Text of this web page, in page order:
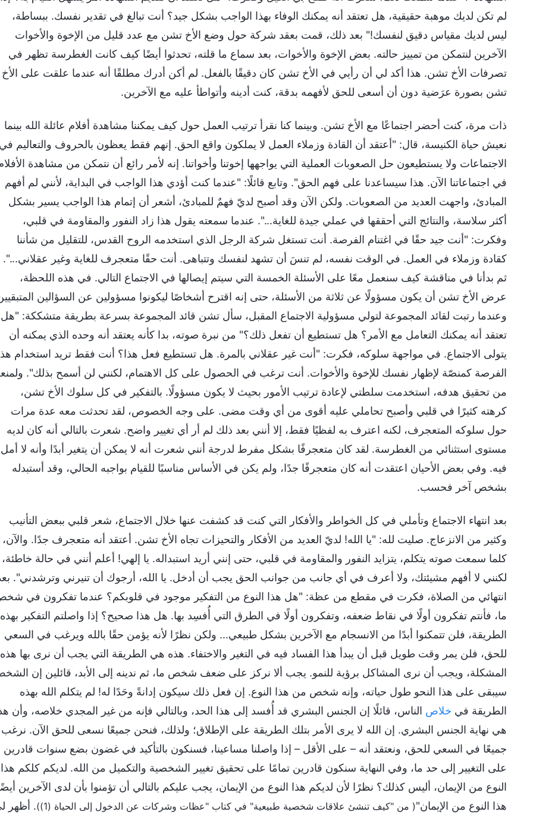
لم تكن لديك موهبة حقيقية، هل تعتقد أنه يمكنك الوفاء بهذا الواجب بشكل جيد؟ أنت تبالغ في تقدير نفسك. ببساطة،
ليس لديك مقياس دقيق لنفسك!" بعد ذلك، قمت بعقد شركة حول وضع الأخ تشن مع عدد قليل من الإخوة والأخوات
الآخرين لنتمكن من تمييز حالته. بعض الإخوة والأخوات، بعد سماع ما قلته، تحدثوا أيضًا كيف كانت الغطرسة تظهر في
تصرفات الأخ تشن. هذا أكد لي أن رأيي في الأخ تشن كان دقيقًا بالفعل. لم أكن أدرك مطلقًا أنه عندما علقت على الأخ
تشن بصورة عرَضية دون أن أسعى للحق لأفهمه بدقة، كنت أدينه وأتواطأ عليه مع الآخرين.
ذات مرة، كنت أحضر اجتماعًا مع الأخ تشن. وبينما كنا نقرأ ترتيب العمل حول كيف يمكننا مشاهدة أفلام عائلة الله بينما
نعيش حياة الكنيسة، قال: "أعتقد أن القادة وزملاء العمل لا يملكون واقع الحق. إنهم فقط يعظون بالحروف والتعاليم
الاجتماعات ولا يستطيعون حل الصعوبات العملية التي يواجهها إخوتنا وأخواتنا. إنه لأمر رائع أن نتمكن من مشاهدة
في اجتماعاتنا الآن. هذا سيساعدنا على فهم الحق". وتابع قائلًا: "عندما كنت أؤدي هذا الواجب في البداية، لأنني لم أفهم
المبادئ، واجهت العديد من الصعوبات. ولكن الآن وقد أصبح لديّ فهمٌ للمبادئ، أشعر أن إتمام هذا الواجب يسير بشكل
أكثر سلاسة، والنتائج التي أحققها في عملي جيدة للغاية...". عندما سمعته يقول هذا زاد النفور والمقاومة في قلبي،
وفكرت: "أنت جيد حقًا في اغتنام الفرصة. أنت تستغل شركة الرجل الذي استخدمه الروح القدس، للتقليل من شأننا
كقادة وزملاء في العمل. في الوقت نفسه، لم تنسَ أن تشهد لنفسك وتتباهى. أنت حقًا متعجرف للغاية وغير عقلاني...".
ثم بدأنا في مناقشة كيف سنعمل معًا على الأسئلة الخمسة التي سيتم إيصالها في الاجتماع التالي. في هذه اللحظة،
عرض الأخ تشن أن يكون مسؤولًا عن ثلاثة من الأسئلة، حتى إنه اقترح أشخاصًا ليكونوا مسؤولين عن السؤالين
وعندما رتبت لقائد المجموعة لتولي مسؤولية الاجتماع المقبل، سأل تشن قائد المجموعة بسرعة بطريقة متشككة: "هل
تعتقد أنه يمكنك التعامل مع الأمر؟ هل تستطيع أن تفعل ذلك؟" من نبرة صوته، بدا كأنه يعتقد أنه وحده الذي يمكنه أن
يتولى الاجتماع. في مواجهة سلوكه، فكرت: "أنت غير عقلاني بالمرة. هل تستطيع فعل هذا؟ أنت فقط تريد استخدام
الفرصة كمنصّة لإظهار نفسك للإخوة والأخوات. أنت ترغب في الحصول على كل الاهتمام، لكنني لن أسمح بذلك".
من تحقيق هدفه، استخدمت سلطتي لإعادة ترتيب الأمور بحيث لا يكون مسؤولًا. بالتفكير في كل سلوك الأخ تشن،
كرهته كثيرًا في قلبي وأصبح تحاملي عليه أقوى من أي وقت مضى. على وجه الخصوص، لقد تحدثت معه عدة مرات
حول سلوكه المتعجرف، لكنه اعترف به لفظيًا فقط، إلا أنني بعد ذلك لم أر أي تغيير واضح. شعرت بالتالي أنه كان لديه
مستوى استثنائي من الغطرسة. لقد كان متعجرفًا بشكل مفرط لدرجة أنني شعرت أنه لا يمكن أن يتغير أبدًا وأنه لا أمل
فيه. وفي بعض الأحيان اعتقدت أنه كان متعجرفًا جدًا، ولم يكن في الأساس مناسبًا للقيام بواجبه الحالي، وقد أستبدله
بشخص آخر فحسب.
بعد انتهاء الاجتماع وتأملي في كل الخواطر والأفكار التي كنت قد كشفت عنها خلال الاجتماع، شعر قلبي ببعض التأنيب
وكثير من الانزعاج. صليت لله: "يا الله! لديّ العديد من الأفكار والتحيزات تجاه الأخ تشن. أعتقد أنه متعجرف جدًا. والآن،
كلما سمعت صوته يتكلم، يتزايد النفور والمقاومة في قلبي، حتى إنني أريد استبداله. يا إلهي! أعلم أنني في حالة خاطئة،
لكنني لا أفهم مشيئتك، ولا أعرف في أي جانب من جوانب الحق يجب أن أدخل. يا الله، أرجوك أن تنيرني وترشدني".
انتهائي من الصلاة، فكرت في مقطع من عظة: "هل هذا النوع من التفكير موجود في قلوبكم؟ عندما تفكرون في
ما، فأنتم تفكرون أولًا في نقاط ضعفه، وتفكرون أولًا في الطرق التي أُفسِد بها. هل هذا صحيح؟ إذا واصلتم التفكير بهذه
الطريقة، فلن تتمكنوا أبدًا من الانسجام مع الآخرين بشكل طبيعي... ولكن نظرًا لأنه يؤمن حقًا بالله ويرغب في السعي
للحق، فلن يمر وقت طويل قبل أن يبدأ هذا الفساد فيه في التغير والاختفاء. هذه هي الطريقة التي يجب أن نرى بها هذه
المشكلة، ويجب أن نرى المشاكل برؤية للنمو. يجب ألا نركز على ضعف شخص ما، ثم ندينه إلى الأبد، قائلين إن
سيبقى على هذا النحو طول حياته، وإنه شخص من هذا النوع. إن فعل ذلك سيكون إدانةً وحَدًا له! لم يتكلم الله بهذه
الطريقة في خلاص الناس، قائلًا إن الجنس البشري قد أُفسد إلى هذا الحد، وبالتالي فإنه من غير المجدي خلاصه، وأن
هي نهاية الجنس البشري. إن الله لا يرى الأمر بتلك الطريقة على الإطلاق؛ ولذلك، فنحن جميعًا نسعى للحق الآن. نرغب
جميعًا في السعي للحق، ونعتقد أنه – على الأقل – إذا واصلنا مساعينا، فسنكون بالتأكيد في غضون بضع سنوات قادرين
على التغيير إلى حد ما، وفي النهاية سنكون قادرين تمامًا على تحقيق تغيير الشخصية والتكميل من الله. لديكم كلكم هذا
النوع من الإيمان، أليس كذلك؟ نظرًا لأن لديكم هذا النوع من الإيمان، يجب عليكم بالتالي أن تؤمنوا بأن لدى الآخرين
هذا النوع من الإيمان"( من "كيف تنشئ علاقات شخصية طبيعية" في كتاب "عظات وشركات عن الدخول إلى الحياة (1))
. أظهر